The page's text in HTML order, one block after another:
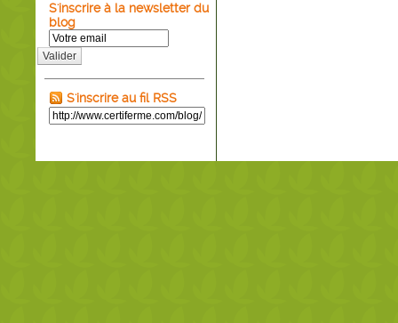
S'inscrire à la newsletter du
blog
Valider
S'inscrire au fil RSS